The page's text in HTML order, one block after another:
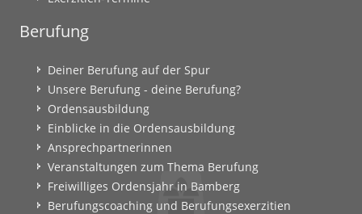
Berufung
Deiner Berufung auf der Spur
Unsere Berufung - deine Berufung?
Ordensausbildung
Einblicke in die Ordensausbildung
Ansprechpartnerinnen
Veranstaltungen zum Thema Berufung
Freiwilliges Ordensjahr in Bamberg
Berufungscoaching und Berufungsexerzitien